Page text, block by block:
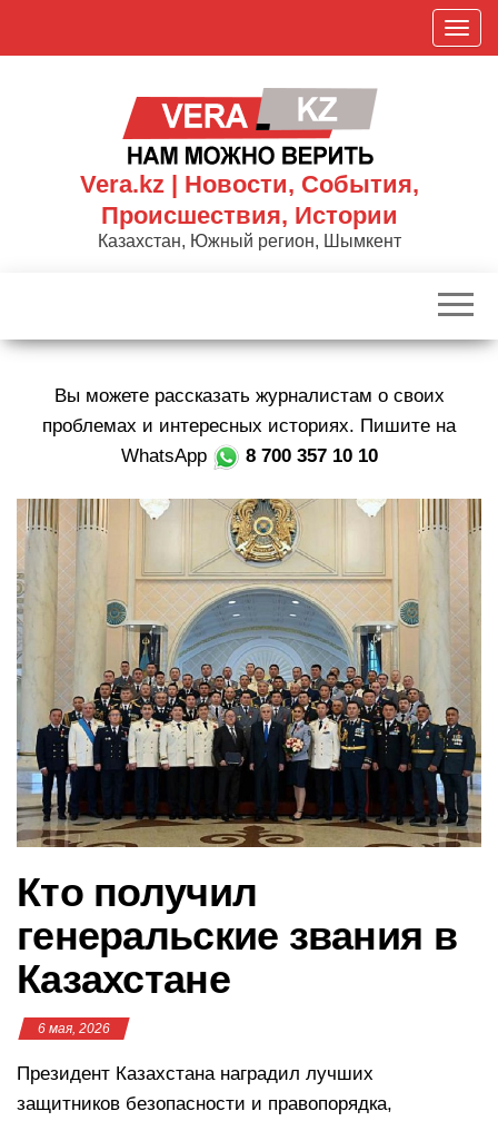
П
о
к
р
в
и
а
ц
и
ю
Vera.kz | Новости, События,
Происшествия, Истории
Казахстан, Южный регион, Шымкент
Вы можете рассказать журналистам о своих
проблемах и интересных историях. Пишите на
WhatsApp
8 700 357 10 10
Кто получил
генеральские звания в
Казахстане
6 мая, 2026
Президент Казахстана наградил лучших
защитников безопасности и правопорядка,